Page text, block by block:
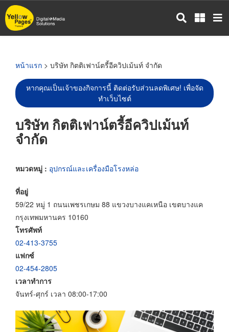
ข้าม
ไป
หน้าแรก > บริษัท กิตติเฟาน์ตรี้อีควิปเม้นท์ จำกัด
หากคุณเป็นเจ้าของกิจการนี้ ติดต่อรับส่วนลดพิเศษ! เพื่อจัด
ทำเว็บไซต์
บริษัท กิตติเฟาน์ตรี้อีควิปเม้นท์
จำกัด
หมวดหมู่ : อุปกรณ์และเครื่องมือโรงหล่อ
ที่อยู่
59/22 หมู่ 1 ถนนเพชรเกษม 88 แขวงบางแคเหนือ เขตบางแค
กรุงเทพมหานคร 10160
โทรศัพท์
02-413-3755
แฟกซ์
02-454-2805
เวลาทำการ
จันทร์-ศุกร์ เวลา 08:00-17:00